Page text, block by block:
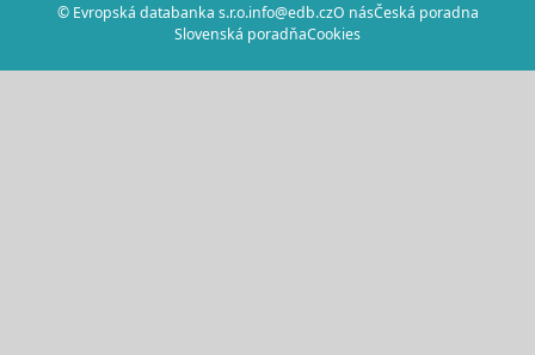
© Evropská databanka s.r.o.info@edb.czO násČeská poradna
Slovenská poradňaCookies